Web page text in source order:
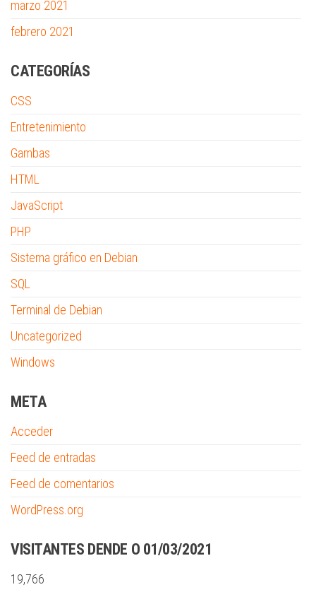
marzo 2021
febrero 2021
CATEGORÍAS
CSS
Entretenimiento
Gambas
HTML
JavaScript
PHP
Sistema gráfico en Debian
SQL
Terminal de Debian
Uncategorized
Windows
META
Acceder
Feed de entradas
Feed de comentarios
WordPress.org
VISITANTES DENDE O 01/03/2021
19,766